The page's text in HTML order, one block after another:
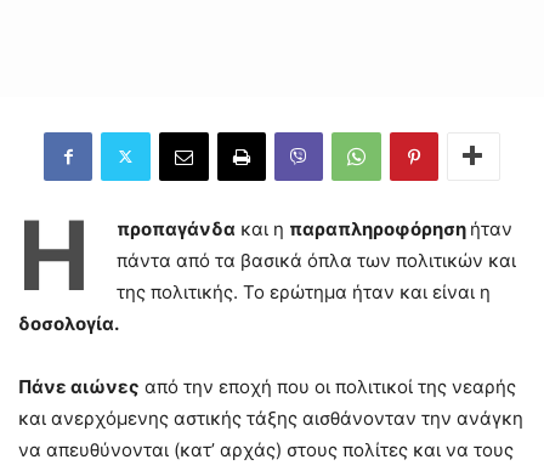
Η προπαγάνδα και η παραπληροφόρηση ήταν
πάντα από τα βασικά όπλα των πολιτικών και
της πολιτικής. Το ερώτημα ήταν και είναι η
δοσολογία.
Πάνε αιώνες από την εποχή που οι πολιτικοί της νεαρής
και ανερχόμενης αστικής τάξης αισθάνονταν την ανάγκη
να απευθύνονται (κατ’ αρχάς) στους πολίτες και να τους